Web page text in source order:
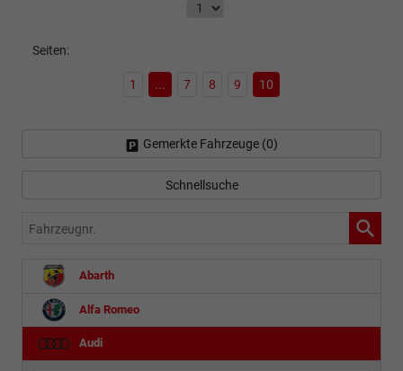
Seiten:
1 ... 7 8 9 10
Gemerkte Fahrzeuge (0)
Schnellsuche
Fahrzeugnr.
Abarth
Alfa Romeo
Audi